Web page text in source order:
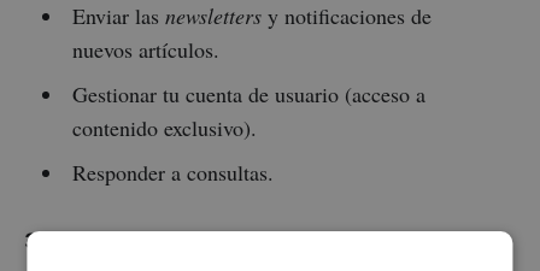
Enviar las newslettersy notificaciones de
nuevos artículos.
Gestionar tu cuenta de usuario (acceso a
contenido exclusivo).
Responder a consultas.
3. ¿Cuál es la base legal para usar tus datos?